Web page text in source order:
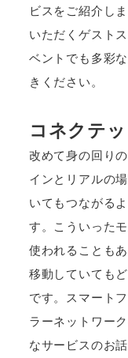
ビスをご紹介し
いただくゲスト
ベントでも多彩
きください。
コネクテ
改めて身の回り
インとリアルの
いてもつながる
す。こういった
使われることも
移動していても
です。スマート
ラーネットワー
なサービスのお